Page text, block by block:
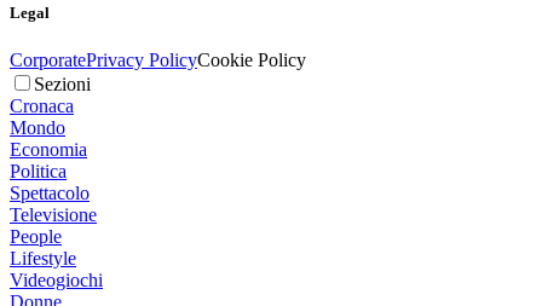
Legal
CorporatePrivacy PolicyCookie Policy
Sezioni
Cronaca
Mondo
Economia
Politica
Spettacolo
Televisione
People
Lifestyle
Videogiochi